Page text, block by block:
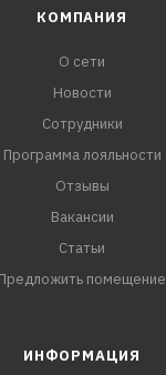
КОМПАНИЯ
О сети
Новости
Сотрудники
Программа лояльности
Отзывы
Вакансии
Статьи
Предложить помещение
ИНФОРМАЦИЯ